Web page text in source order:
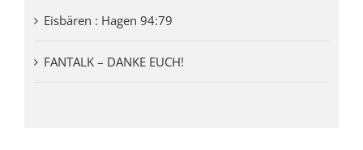
Eisbären : Hagen 94:79
FANTALK – DANKE EUCH!